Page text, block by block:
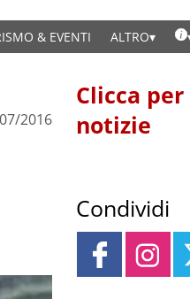
& EVENTI ALTRO
2016
Clicca
notizie
Condividi